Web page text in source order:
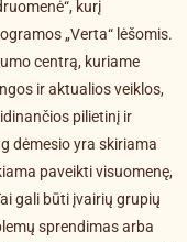
kurį
„Verta“ lėšomis.
centrą, kuriame
ir aktualios veiklos,
pilietinį ir
dėmesio yra skiriama
paveikti visuomenę,
gali būti įvairių grupių
sprendimas arba